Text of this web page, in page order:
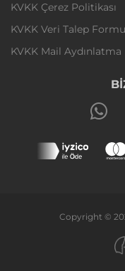
KVKK Çerez Politikası
KVKK Veri Talep Formu
KVKK Mail Aydınlatma
Copyright ©